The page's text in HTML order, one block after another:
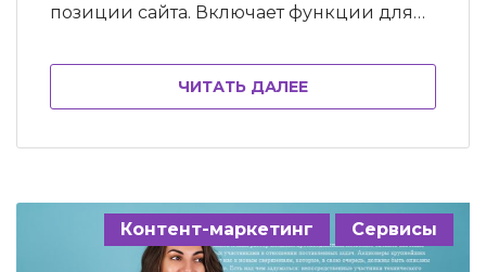
позиции сайта. Включает функции для
ключевых слов, просмотра конкурентов.
Тарифы SE ranking Обзор сервиса
Инструкция по SE ranking Анализ
ключевых слов Проверка ссылок
сайта Отзывы про SE ranking Тарифы…
ЧИТАТЬ ДАЛЕЕ
Контент-маркетинг Сервисы